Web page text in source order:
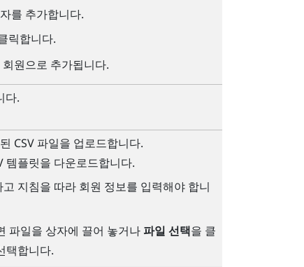
를 추가합니다.
릭합니다.
원으로 추가됩니다.
다.
CSV 파일을 업로드합니다.
템플릿을 다운로드합니다.
고 지침을 따라 회원 정보를 입력해야 합니
파일을 상자에 끌어 놓거나파일 선택을 클
택합니다.